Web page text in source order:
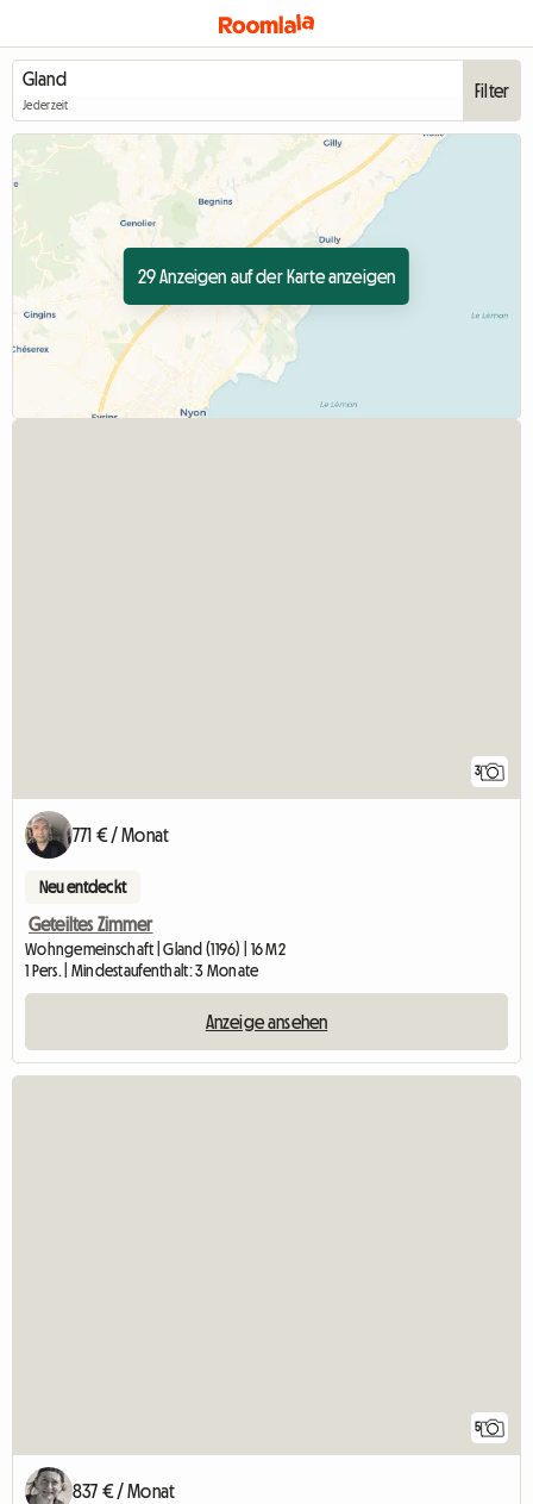
Jederzeit
Filter
29 Anzeigen auf der Karte anzeigen
3
771 € / Monat
Neu entdeckt
Geteiltes Zimmer
Wohngemeinschaft | Gland (1196) | 16 M2
1 Pers. | Mindestaufenthalt: 3 Monate
Anzeige ansehen
5
837 € / Monat